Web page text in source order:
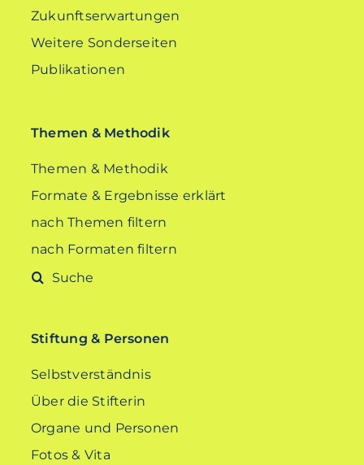
Zukunftserwartungen
Weitere Sonderseiten
Publikationen
Themen & Methodik
Themen & Methodik
Formate & Ergebnisse erklärt
nach Themen filtern
nach Formaten filtern
Suche
Stiftung & Personen
Selbstverständnis
Über die Stifterin
Organe und Personen
Fotos & Vita